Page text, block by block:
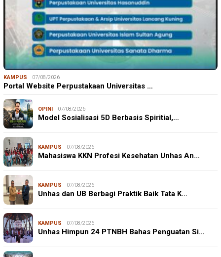
KAMPUS 07/08/2026
Portal Website Perpustakaan Universitas …
OPINI 07/08/2026
Model Sosialisasi 5D Berbasis Spiritial,…
KAMPUS 07/08/2026
Mahasiswa KKN Profesi Kesehatan Unhas An…
KAMPUS 07/08/2026
Unhas dan UB Berbagi Praktik Baik Tata K…
KAMPUS 07/08/2026
Unhas Himpun 24 PTNBH Bahas Penguatan Si…